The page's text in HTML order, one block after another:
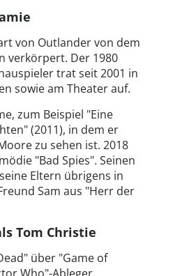
von Outlander von dem
verkörpert. Der 1980
trat seit 2001 in
sowie am Theater auf.
zum Beispiel "Eine
(2011), in dem er
zu sehen ist. 2018
"Bad Spies".Seinen
Eltern übrigens in
Sam aus "Herr der
Tom Christie
über "Game of